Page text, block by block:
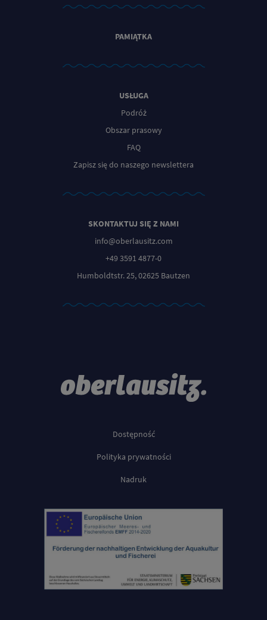
PAMIĄTKA
USŁUGA
Podróż
Obszar prasowy
FAQ
Zapisz się do naszego newslettera
SKONTAKTUJ SIĘ Z NAMI
info@oberlausitz.com
+49 3591 4877-0
Humboldtstr. 25, 02625 Bautzen
Dostępność
Polityka prywatności
Nadruk